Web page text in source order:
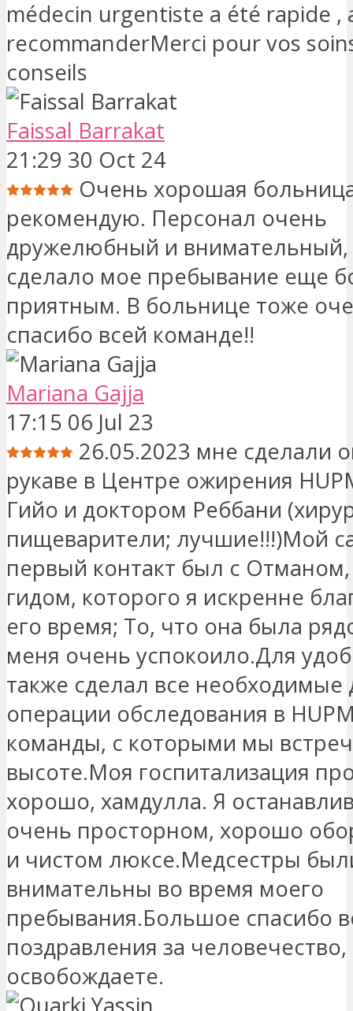
médecin urgentiste a été rapide ,
recommanderMerci pour vos
conseils
Faissal Barrakat
21:29 30 Oct 24
Очень хорошая
рекомендую. Персонал очень
дружелюбный и внимательный,
сделало мое пребывание еще
приятным. В больнице тоже
спасибо всей команде!!
Mariana Gajja
17:15 06 Jul 23
26.05.2023 мне сделали
рукаве в Центре ожирения
Гийо и доктором Реббани
пищеварители; лучшие!!!)Мой
первый контакт был с
гидом, которого я искренне
его время; То, что она была
меня очень успокоило.Для
также сделал все необходимые
операции обследования в
команды, с которыми мы
высоте.Моя госпитализация
хорошо, хамдулла. Я
очень просторном, хорошо
и чистом люксе.Медсестры
внимательны во время моего
пребывания.Большое спасибо
поздравления за
освобождаете.